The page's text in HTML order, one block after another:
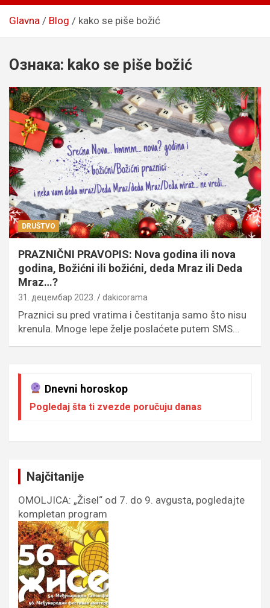
Glavna Blog kako se piše božić
Ознака: kako se piše božić
DRUŠTVO
PRAZNIČNI PRAVOPIS: Nova godina ili nova
godina, Božićni ili božićni, deda Mraz ili Deda
Mraz…?
31. децембар 2023. dakicorama
Praznici su pred vratima i čestitanja samo što nisu
krenula. Mnoge lepe želje poslaćete putem SMS…
Dnevni horoskop
Pogledaj šta ti zvezde poručuju danas
Najčitanije
OMOLJICA: „Žisel“ od 7. do 9. avgusta, pogledajte
kompletan program